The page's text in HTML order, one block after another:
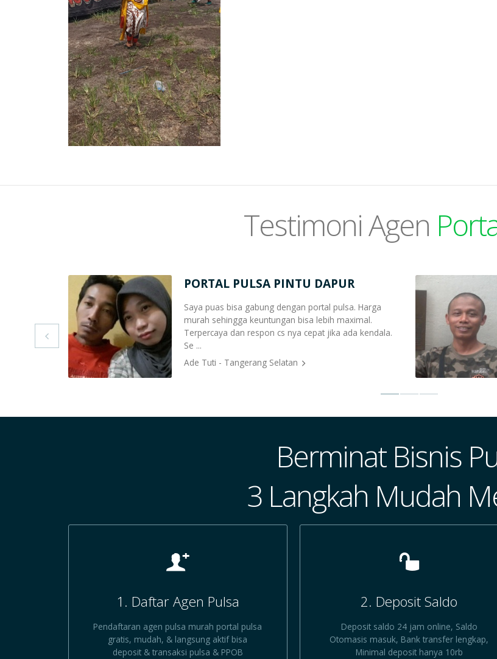
Testimoni Agen
PORTAL PULSA PINTU DAPUR
Saya puas bisa gabung dengan portal pulsa. Harga
murah sehingga keuntungan bisa lebih maximal.
Terpercaya dan respon cs nya cepat jika ada kendala.
Se ...
Ade Tuti - Tangerang Selatan

Berminat Bisnis
3 Langkah Mudah
1. Daftar Agen Pulsa
Pendaftaran agen pulsa murah portal pulsa
gratis, mudah, & langsung aktif bisa
deposit & transaksi pulsa & PPOB
2. Deposit Saldo
Deposit saldo 24 jam online, Saldo
Otomasis masuk, Bank transfer lengkap,
Minimal deposit hanya 10rb